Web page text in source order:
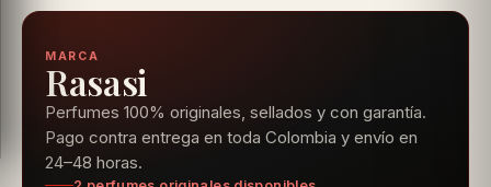
MARCA
Rasasi
Perfumes 100% originales, sellados y con garantía.
Pago contra entrega en toda Colombia y envío en
24–48 horas.